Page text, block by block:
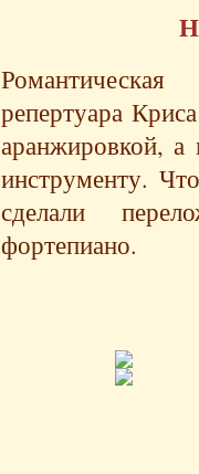
репертуара
аранжировкой, а
инструменту.
сделали
фортепиано.